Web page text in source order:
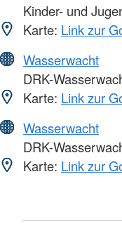
Kinder- und
Karte: Link zur
Wasserwacht
DRK-
Karte: Link zur
Wasserwacht
DRK-
Karte: Link zur